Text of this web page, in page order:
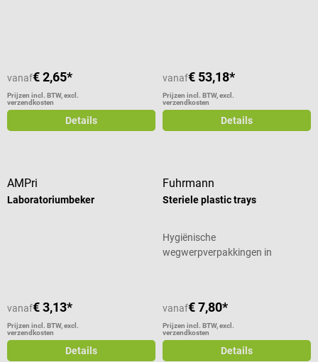
vanaf€ 2,65*
Prijzen incl. BTW, excl.
verzendkosten
Details
vanaf€ 53,18*
Prijzen incl. BTW, excl.
verzendkosten
Details
AMPri
Laboratoriumbeker
vanaf€ 3,13*
Prijzen incl. BTW, excl.
verzendkosten
Details
Fuhrmann
Steriele plastic trays
Hygiënische
wegwerpverpakkingen in
vanaf€ 7,80*
Prijzen incl. BTW, excl.
verzendkosten
Details